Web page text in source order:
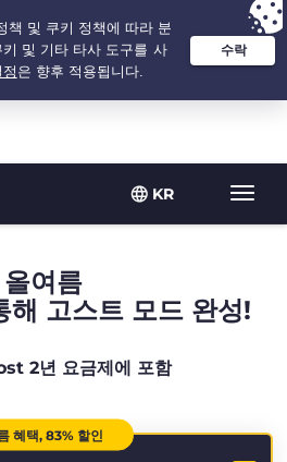
KR
탐
색
년 $ 2.19 /개월
올여름
해 고스트 모드 완성!
2년 요금제에 포함
혜택, 83% 할인